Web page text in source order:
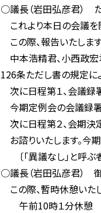
○議長（岩田弘彦君） た
これより本日の会議を
この際、報告いたします
中本浩精君、小西政宏
126条ただし書の規定に
次に日程第１、会議録
今期定例会の会議録署
次に日程第２、会期決
お諮りいたします。今
〔「異議なし」と呼ぶ
○議長（岩田弘彦君） 御
この際、暫時休憩いた
午前10時１分休憩